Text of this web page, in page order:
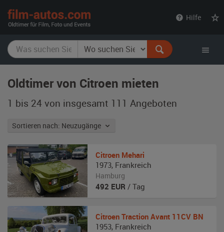
Hilfe
Oldtimer von Citroen mieten
1 bis 24 von insgesamt 111 Angeboten
Sortieren nach: Neuzugänge
Citroen Mehari
1973, Frankreich
Hamburg
492 EUR / Tag
Citroen Traction Avant 11CV BN
1953, Frankreich